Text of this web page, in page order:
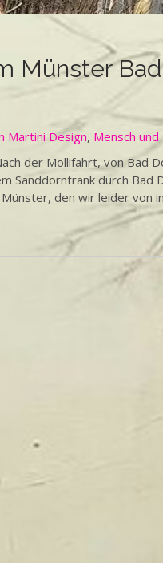
Münster
Martini Design, Mensch
der Mollifahrt, von Bad
Sanddorntrank
den wir leider von